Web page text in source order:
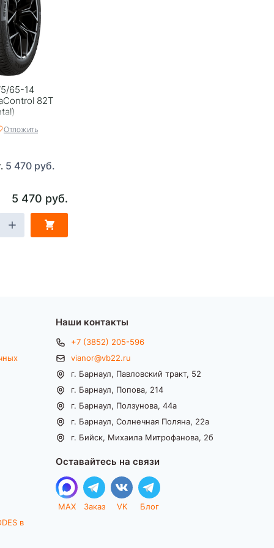
65-14
82T
Отложить
5 470 руб.
5 470 руб.
в
Наши контакты
+7 (3852) 205-596
vianor@vb22.ru
г. Барнаул, Павловский тракт, 52
г. Барнаул, Попова, 214
г. Барнаул, Ползунова, 44а
г. Барнаул, Солнечная Поляна, 22а
г. Бийск, Михаила Митрофанова, 2б
Оставайтесь на связи
MAX Заказ VK Блог